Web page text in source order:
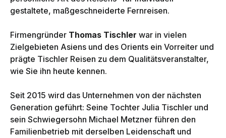
gestaltete, maßgeschneiderte Fernreisen.
Firmengründer Thomas Tischler war in vielen
Zielgebieten Asiens und des Orients ein Vorreiter und
prägte Tischler Reisen zu dem Qualitätsveranstalter,
wie Sie ihn heute kennen.
Seit 2015 wird das Unternehmen von der nächsten
Generation geführt: Seine Tochter Julia Tischler und
sein Schwiegersohn Michael Metzner führen den
Familienbetrieb mit derselben Leidenschaft und